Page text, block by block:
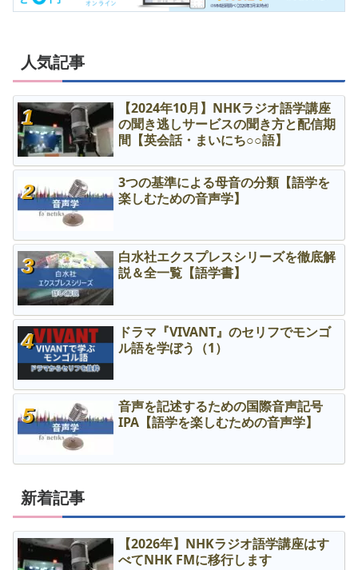
人気記事
【2024年10月】NHKラジオ語学講座
の聞き逃しサービスの聞き方と配信期
間【英会話・まいにち○○語】
3つの基準による母音の分類【語学を
楽しむための音声学】
白水社エクスプレスシリーズを徹底解
説＆全一覧【語学書】
ドラマ『VIVANT』のセリフでモンゴ
ル語を学ぼう（1）
音声を記述するための国際音声記号
IPA【語学を楽しむための音声学】
新着記事
【2026年】NHKラジオ語学講座はす
べてNHK FMに移行します